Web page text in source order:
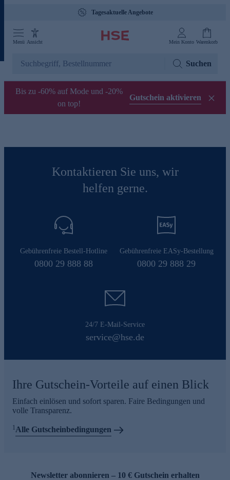
Tagesaktuelle Angebote
Menü Ansicht Mein Konto Warenkorb
Suchen
Bis zu -60% auf Mode und -20%
on top!
Gutschein aktivieren
Kontaktieren Sie uns, wir
helfen gerne.
Gebührenfreie Bestell-Hotline
0800 29 888 88
Gebührenfreie EASy-Bestellung
0800 29 888 29
24/7 E-Mail-Service
service@hse.de
Ihre Gutschein-Vorteile auf einen Blick
Einfach einlösen und sofort sparen. Faire Bedingungen und
volle Transparenz.
1Alle Gutscheinbedingungen
Newsletter abonnieren – 10 € Gutschein erhalten